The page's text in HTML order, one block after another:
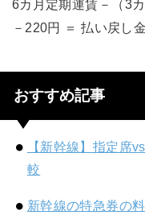
6カ月定期運賃－（3
－220円 ＝ 払い戻し
おすすめ記事
【新幹線】指定席
較
新幹線の特急券の